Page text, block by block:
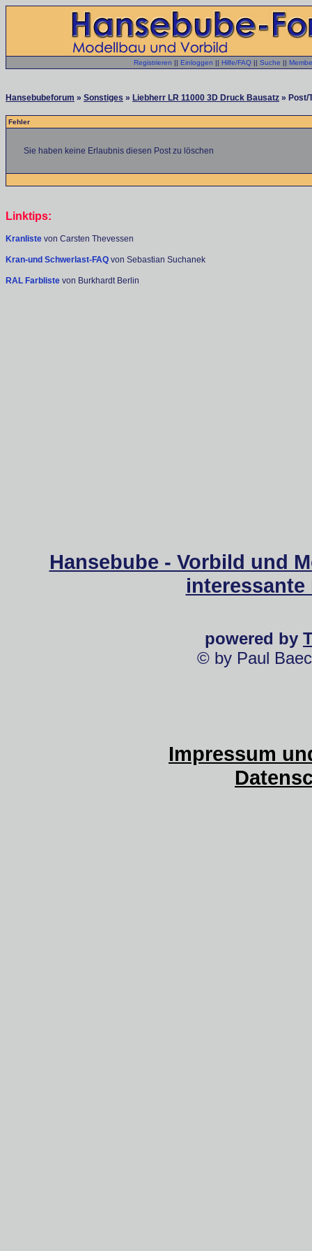
Registrieren || Einloggen || Hilfe/FAQ || Suche ||
Hansebubeforum » Sonstiges » Liebherr LR 11000 3D Druck Bausatz » Post/
Fehler
Sie haben keine Erlaubnis diesen Post zu löschen
Linktips:
Kranliste von Carsten Thevessen
Kran-und Schwerlast-FAQ von Sebastian Suchanek
RAL Farbliste von Burkhardt Berlin
Hansebube - Vorbild und
powered by
© by Paul
Impressum